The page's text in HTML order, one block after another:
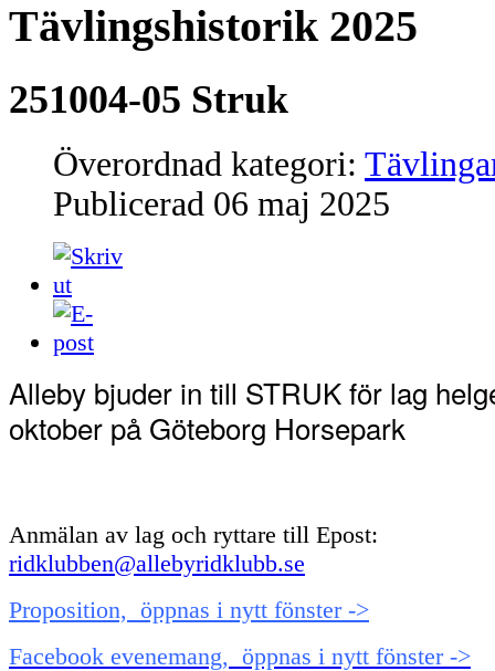
Tävlingshistorik 2025
251004-05 Struk
Överordnad kategori:
Publicerad 06 maj 2025
Alleby bjuder in till STRUK för lag
oktober på Göteborg Horsepark
Anmälan av lag och ryttare till Epost:
ridklubben@allebyridklubb.se
Proposition, öppnas i nytt fönster ->
Facebook evenemang, öppnas i nytt fönster ->